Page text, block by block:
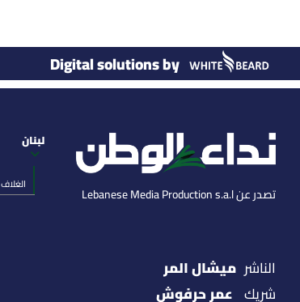
Digital solutions by
تصدر عن Lebanese Media Production s.a.l
لبنان
الغلاف
الناشر ميشال المر
شريك عمر حرفوش